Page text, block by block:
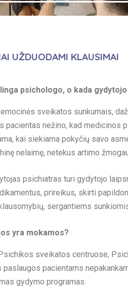
UŽDUODAMI KLAUSIMAI
psichologo, o kada
sveikatos sunkumais,
pacientas nežino, kad medicinos
kai siekiama pokyčių savo
nelaimę, netekus artimo
psichiatras turi gydytojo
prireikus, skirti
sergantiems
yra mokamos?
sveikatos centruose,
paslaugos pacientams
gydymo programas.